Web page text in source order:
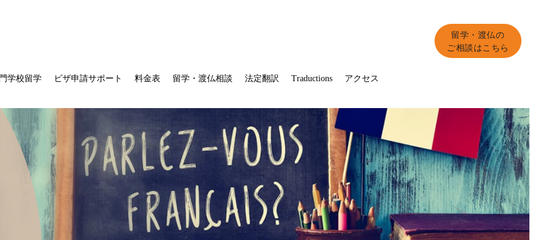
留学・渡仏の
ご相談はこちら
学校留学 ビザ申請サポート 料金表 留学・渡仏相談 法定翻訳 Traductions アクセス